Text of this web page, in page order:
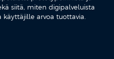
siitä, miten digipalveluista
arvoa tuottavia.